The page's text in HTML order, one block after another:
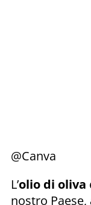
@Canva
L’olio di oliva
nostro